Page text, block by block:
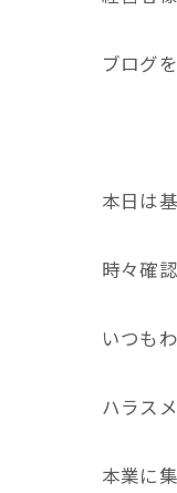
ブログ
本日は
時々確
いつも
ハラス
本業に